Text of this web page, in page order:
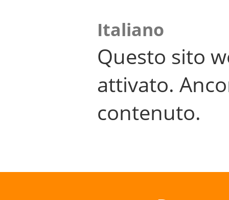
Italiano
Questo sito
attivato.
contenuto.